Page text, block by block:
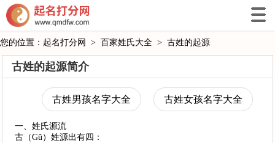
您的位置： 起名打分网 > 百家姓氏大全 > 古姓的起源
古姓的起源简介
古姓男孩名字大全 古姓女孩名字大全
一、姓氏源流
古（Gǔ）姓源出有四：